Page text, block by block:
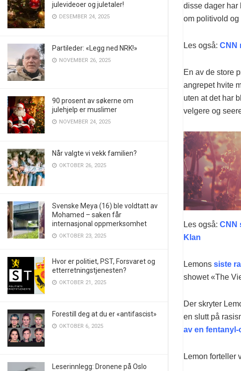
julevideoer og juletaler!
DESEMBER 24, 2025
Partileder: «Legg ned NRK!»
NOVEMBER 26, 2025
90 prosent av søkerne om
julehjelp er muslimer
NOVEMBER 24, 2025
Når valgte vi vekk familien?
OKTOBER 26, 2025
Svenske Meya (16) ble voldtatt av
Mohamed – saken får
internasjonal oppmerksomhet
OKTOBER 23, 2025
Hvor er politiet, PST, Forsvaret og
etterretningstjenesten?
OKTOBER 21, 2025
Forestill deg at du er «antifascist»
OKTOBER 6, 2025
Leserinnlegg: Dronene på Oslo
disse dager har
om politivold og
Les også: CNN
En av de store
angrepet hvite
uten at det har
velgere og
Les også: CNN
Klan
Lemons siste
showet «The
Der skryter
en slutt på
av en
Lemon forteller